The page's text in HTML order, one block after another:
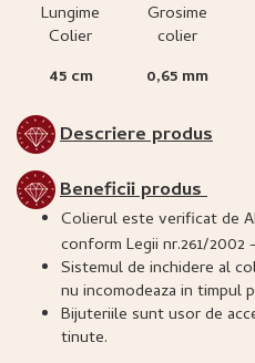
Lungime
Colier
45 cm
Grosime
colier
0,65 mm
Descriere produs
Beneficii produs
Colierul este verificat de
conform Legii nr.261/2002 -
Sistemul de inchidere al
nu incomodeaza in timpul
Bijuteriile sunt usor de
tinute.